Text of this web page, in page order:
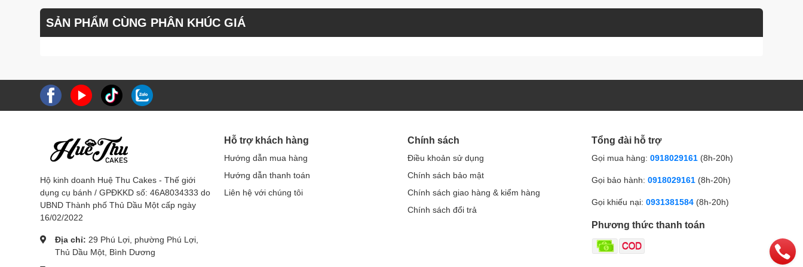
SẢN PHẨM CÙNG PHÂN KHÚC GIÁ
Hộ kinh doanh Huệ Thu Cakes - Thế giới
dụng cụ bánh / GPĐKKD số: 46A8034333 do
UBND Thành phố Thủ Dầu Một cấp ngày
16/02/2022
Địa chỉ: 29 Phú Lợi, phường Phú Lợi,
Thủ Dầu Một, Bình Dương
Hỗ trợ khách hàng
Hướng dẫn mua hàng
Hướng dẫn thanh toán
Liên hệ với chúng tôi
Chính sách
Điều khoản sử dụng
Chính sách bảo mật
Chính sách giao hàng & kiểm hàng
Chính sách đổi trả
Tổng đài hỗ trợ
Gọi mua hàng: 0918029161 (8h-20h)
Gọi bảo hành: 0918029161 (8h-20h)
Gọi khiếu nại: 0931381584 (8h-20h)
Phương thức thanh toán